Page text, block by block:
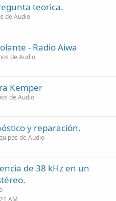
teorica.
de Audio
- Radio Aiwa
de Audio
Kemper
de Audio
y reparación.
de Audio
de 38 kHz en un
AM